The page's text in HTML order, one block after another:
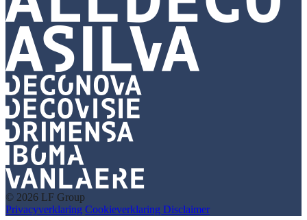
© 2026 LF Group
Privacyverklaring Cookieverklaring Disclaimer